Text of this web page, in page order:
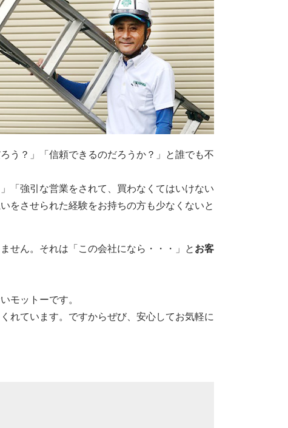
う？」「信頼できるのだろうか？」と誰でも不
「強引な営業をされて、買わなくてはいけない
をさせられた経験をお持ちの方も少なくないと
せん。それは「この会社になら・・・」と お客
モットーです。
れています。ですからぜび、安心してお気軽に